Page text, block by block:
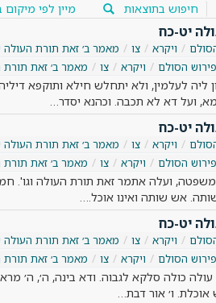
חיפוש בתוצאות מיין לפי מיקום
יט-כח
ויקרא צו
מאמר ב׳ זאת תורת העולה
הסולם ויקרא צו מאמר ב׳ זאת תורת
ליה לעלמין, ולא יתחלש חילא ותוקפא
ועל דא לא תכבה. וכהנא יסדר…
יט-כח
ויקרא צו
מאמר ב׳ זאת תורת העולה
הסולם ויקרא צו מאמר ב׳ זאת תורת
ועלה אתמר זאת תורת העולה וגו'.
אש שותה ואינו אוכל.…
יט-כח
ויקרא צו
מאמר ב׳ זאת תורת העולה
הסולם ויקרא צו מאמר ב׳ זאת תורת
עולה כולה סלקא לגבוה. ודא בינה, ה׳, ה׳
אוכלת. ו׳ אור דבת…